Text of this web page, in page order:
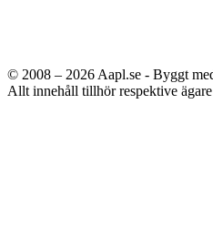
© 2008 – 2026 Aapl.se - Byggt
Allt innehåll tillhör respektive ägare